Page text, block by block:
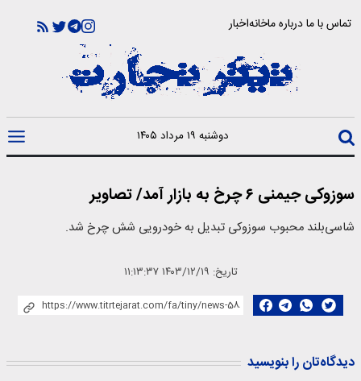
تماس با مادرباره ماخانهاخبار
دوشنبه ۱۹ مرداد ۱۴۰۵
سوزوکی جیمنی ۶ چرخ به بازار آمد/ تصاویر
شاسی‌بلند محبوب سوزوکی تبدیل به خودرویی شش چرخ شد.
تاریخ: ۱۴۰۳/۱۲/۱۹ ۱۱:۱۳:۳۷
دیدگاه‌تان را بنویسید